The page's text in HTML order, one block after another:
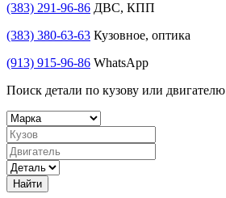
(383) 291-96-86 ДВС, КПП
(383) 380-63-63 Кузовное, оптика
(913) 915-96-86 WhatsApp
Поиск детали по кузову или двигателю
Найти